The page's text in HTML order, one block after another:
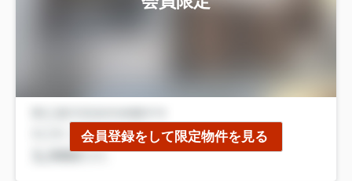
会員登録をして限定物件を見る